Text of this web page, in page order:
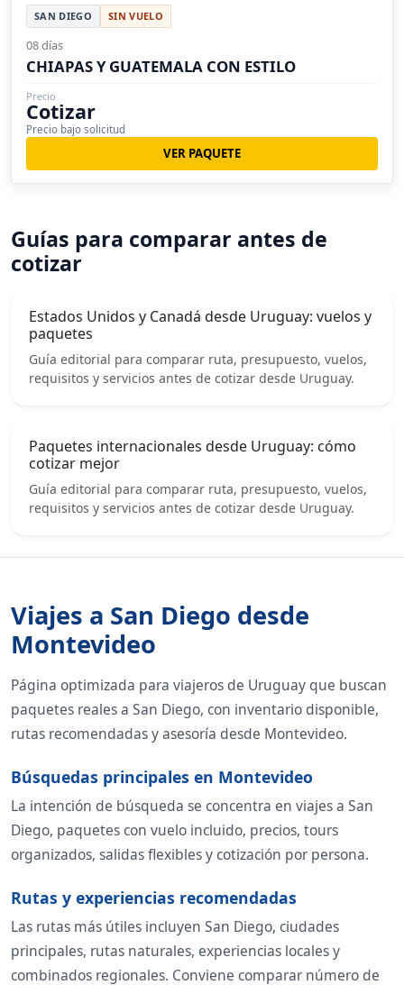
SAN DIEGO SIN VUELO
08 días
CHIAPAS Y GUATEMALA CON ESTILO
Precio
Cotizar
Precio bajo solicitud
VER PAQUETE
Guías para comparar antes de
cotizar
Estados Unidos y Canadá desde Uruguay: vuelos y
paquetes
Guía editorial para comparar ruta, presupuesto, vuelos,
requisitos y servicios antes de cotizar desde Uruguay.
Paquetes internacionales desde Uruguay: cómo
cotizar mejor
Guía editorial para comparar ruta, presupuesto, vuelos,
requisitos y servicios antes de cotizar desde Uruguay.
Viajes a San Diego desde
Montevideo
Página optimizada para viajeros de Uruguay que buscan
paquetes reales a San Diego, con inventario disponible,
rutas recomendadas y asesoría desde Montevideo.
Búsquedas principales en Montevideo
La intención de búsqueda se concentra en viajes a San
Diego, paquetes con vuelo incluido, precios, tours
organizados, salidas flexibles y cotización por persona.
Rutas y experiencias recomendadas
Las rutas más útiles incluyen San Diego, ciudades
principales, rutas naturales, experiencias locales y
combinados regionales. Conviene comparar número de